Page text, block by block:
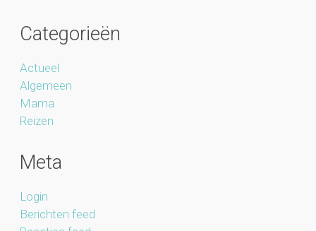
Categorieën
Actueel
Algemeen
Mama
Reizen
Meta
Login
Berichten feed